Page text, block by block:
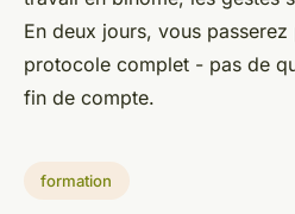
En deux jours, vous
protocole complet - pas de
fin de compte.
formation